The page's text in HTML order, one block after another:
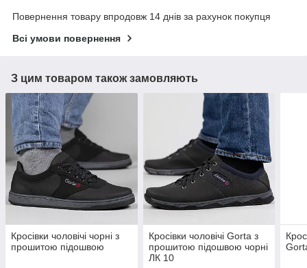
Повернення товару впродовж 14 днів за рахунок покупця
Всі умови повернення
З цим товаром також замовляють
Кросівки чоловічі чорні з
прошитою підошвою
Кросівки чоловічі Gorta з
прошитою підошвою чорні
ЛК 10